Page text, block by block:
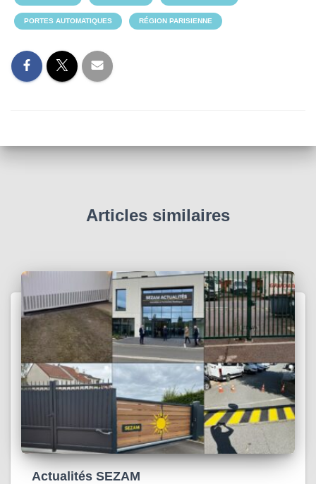
PORTES AUTOMATIQUES RÉGION PARISIENNE
Articles similaires
Actualités SEZAM